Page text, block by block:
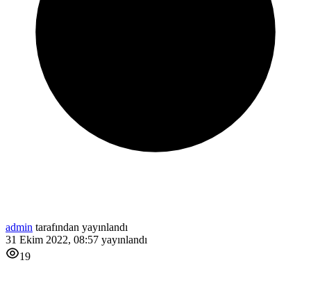
admin tarafından yayınlandı
31 Ekim 2022, 08:57 yayınlandı
19